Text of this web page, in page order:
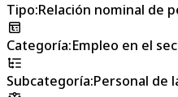
Tipo:Relación nominal de
Categoría:Empleo en el
Subcategoría:Personal de